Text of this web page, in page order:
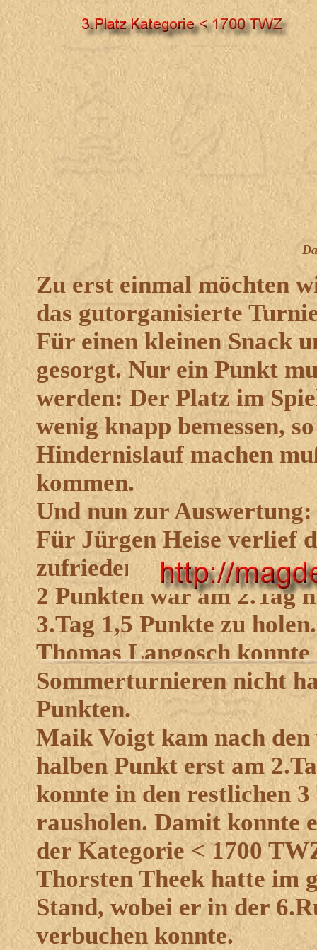
Zu erst einmal möchten
das gutorganisierte
Für einen kleinen Snack
gesorgt. Nur ein Punkt
werden: Der Platz im
wenig knapp bemessen,
Hindernislauf machen
kommen.
Und nun zur Auswertung:
Für Jürgen Heise verlief
zufriedenstellend. Nach
2 Punkten war am 2.Tag
3.Tag 1,5 Punkte zu holen.
Thomas Langosch
Sommerturnieren nicht
Punkten.
Maik Voigt kam nach
halben Punkt erst am
konnte in den restlichen
rausholen. Damit konnte
der Kategorie < 1700
Thorsten Theek hatte im
Stand, wobei er in der
verbuchen konnte.